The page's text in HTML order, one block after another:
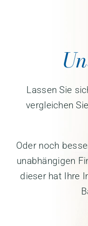
Lassen Sie
vergleichen
Oder noch
unabhängigen
dieser hat Ihre